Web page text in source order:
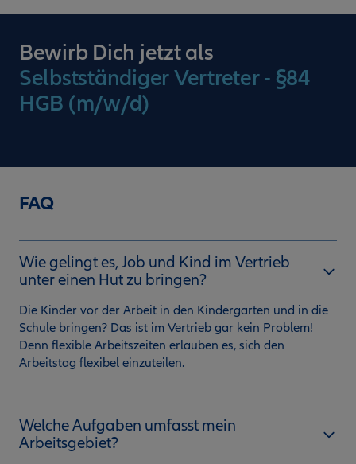
Bewirb Dich jetzt als
Selbstständiger Vertreter - §84
HGB (m/w/d)
FAQ
Wie gelingt es, Job und Kind im Vertrieb
unter einen Hut zu bringen?
Die Kinder vor der Arbeit in den Kindergarten und in die
Schule bringen? Das ist im Vertrieb gar kein Problem!
Denn flexible Arbeitszeiten erlauben es, sich den
Arbeitstag flexibel einzuteilen.
Welche Aufgaben umfasst mein
Arbeitsgebiet?